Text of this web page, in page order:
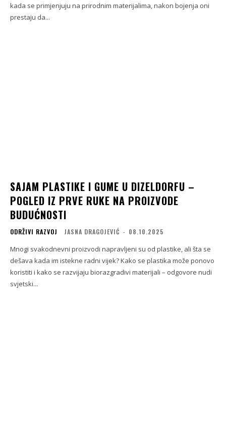
kada se primjenjuju na prirodnim materijalima, nakon bojenja oni
prestaju da...
SAJAM PLASTIKE I GUME U DIZELDORFU –
POGLED IZ PRVE RUKE NA PROIZVODE
BUDUĆNOSTI
ODRŽIVI RAZVOJ JASNA DRAGOJEVIĆ - 08.10.2025
Mnogi svakodnevni proizvodi napravljeni su od plastike, ali šta se
dešava kada im istekne radni vijek? Kako se plastika može ponovo
koristiti i kako se razvijaju biorazgradivi materijali – odgovore nudi
svjetski...